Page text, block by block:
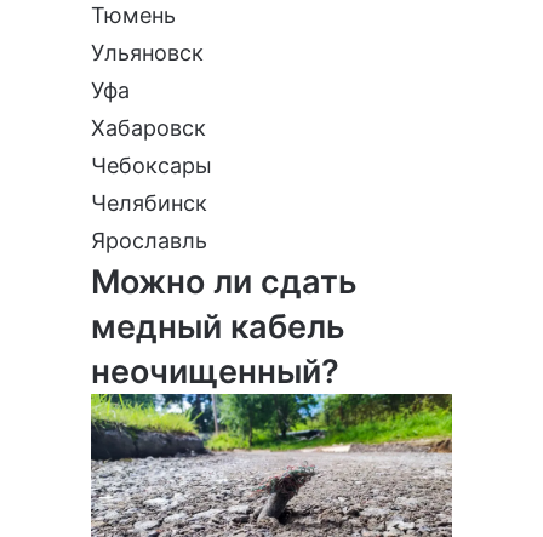
Тюмень
Ульяновск
Уфа
Хабаровск
Чебоксары
Челябинск
Ярославль
Можно ли сдать
медный кабель
неочищенный?